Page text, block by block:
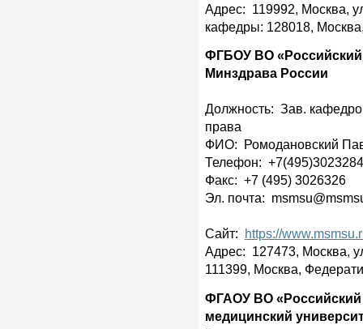
Адрес: 119992, Москва,
кафедры: 128018,
ФГБОУ ВО
Минздрава России
Должность: Зав.
права
ФИО: Ромодановский
Телефон:
Факс: +7 (495) 3026326
Эл. почта:
Сайт: https://
Адрес: 127473, Москва,
111399, Москва,
ФГАОУ ВО «Российский
медицинский